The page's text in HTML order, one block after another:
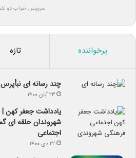
سرویس خواب دو
پرخواننده تازه
چند رسانه ای نبأپرس
۲۳ آبان ۱۴۰۰
یادداشت جعفر کهن
شهروندان حلقه ای
اجتماعی
۲۲ دی ۱۴۰۰